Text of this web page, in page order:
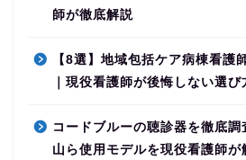
師が徹底解説
【8選】地域包括ケア病棟看護
｜現役看護師が後悔しない選び
コードブルーの聴診器を徹底
山ら使用モデルを現役看護師が